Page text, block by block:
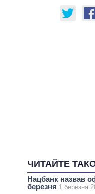
ЧИТАЙТЕ
Нацбанк назвав
березня 1 березня